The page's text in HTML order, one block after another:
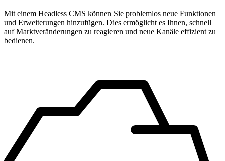
Mit einem Headless CMS können Sie problemlos neue Funktionen
und Erweiterungen hinzufügen. Dies ermöglicht es Ihnen, schnell
auf Marktveränderungen zu reagieren und neue Kanäle effizient zu
bedienen.